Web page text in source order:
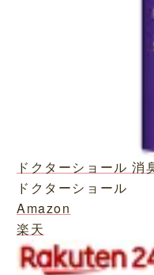
ドクターショール 消
ドクターショール
Amazon
楽天